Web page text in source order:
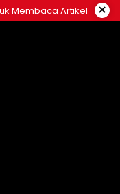
Membaca Artikel ×